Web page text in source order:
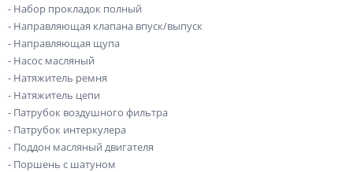
- Набор прокладок полный
- Направляющая клапана впуск/выпуск
- Направляющая щупа
- Насос масляный
- Натяжитель ремня
- Натяжитель цепи
- Патрубок воздушного фильтра
- Патрубок интеркулера
- Поддон масляный двигателя
- Поршень с шатуном